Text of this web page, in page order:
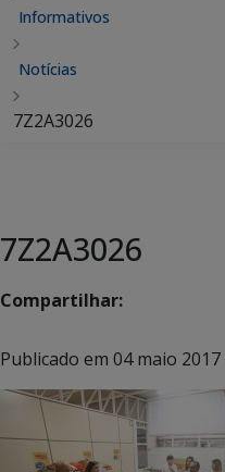
Informativos
Notícias
7Z2A3026
7Z2A3026
Compartilhar:
Publicado em 04 maio 2017